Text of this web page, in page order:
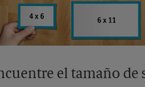
el tamaño de